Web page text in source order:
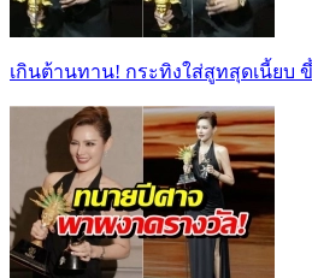
เกินต้านทาน! กระทิงใส่สูทสุดเนี้ยบ